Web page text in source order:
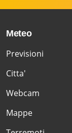
Meteo
Previsioni
Citta'
Webcam
Mappe